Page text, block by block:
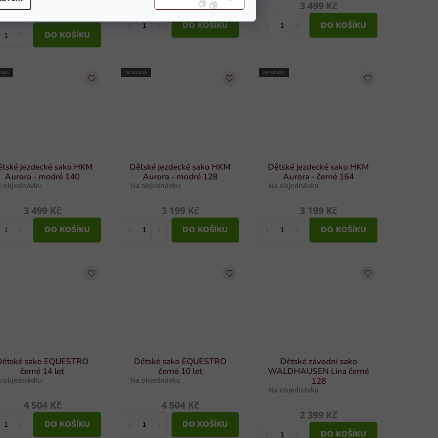
DO KOŠÍKU
3 499 Kč
DO KOŠÍKU
3 499 Kč
DO KOŠÍKU
jezdecké sako HKM
Aurora - modré 140
objednávku
3 499 Kč
DO KOŠÍKU
NOVINKA
Dětské jezdecké sako HKM
Aurora - modré 128
Na objednávku
3 199 Kč
DO KOŠÍKU
NOVINKA
Dětské jezdecké sako HKM
Aurora - černé 164
Na objednávku
3 199 Kč
DO KOŠÍKU
sako EQUESTRO
černé 14 let
objednávku
4 504 Kč
DO KOŠÍKU
Dětské sako EQUESTRO
černé 10 let
Na objednávku
4 504 Kč
DO KOŠÍKU
Dětské závodní sako
WALDHAUSEN Lina černé
128
Na objednávku
2 399 Kč
DO KOŠÍKU